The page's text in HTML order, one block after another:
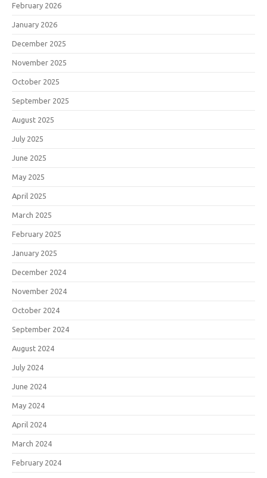
February 2026
January 2026
December 2025
November 2025
October 2025
September 2025
August 2025
July 2025
June 2025
May 2025
April 2025
March 2025
February 2025
January 2025
December 2024
November 2024
October 2024
September 2024
August 2024
July 2024
June 2024
May 2024
April 2024
March 2024
February 2024